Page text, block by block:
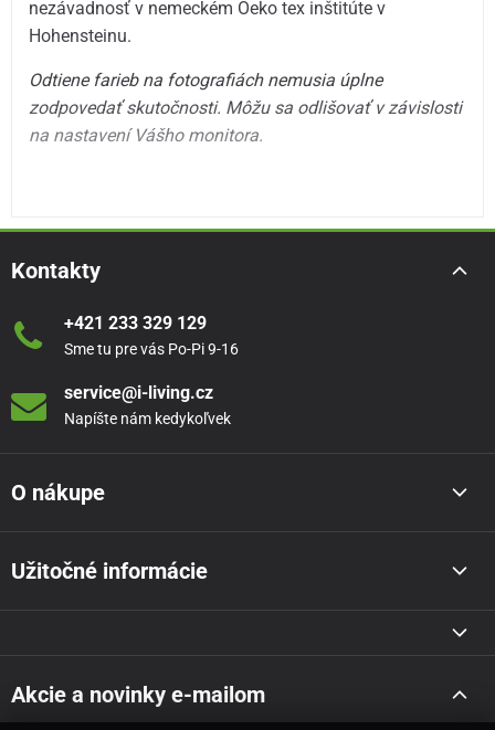
nezávadnosť v nemeckém Oeko tex inštitúte v
Hohensteinu.
Odtiene farieb na fotografiách nemusia úplne
zodpovedať skutočnosti. Môžu sa odlišovať v závislosti
na nastavení Vášho monitora.
Kontakty
+421 233 329 129
Sme tu pre vás Po-Pi 9-16
service@i-living.cz
Napíšte nám kedykoľvek
O nákupe
Užitočné informácie
Akcie a novinky e-mailom